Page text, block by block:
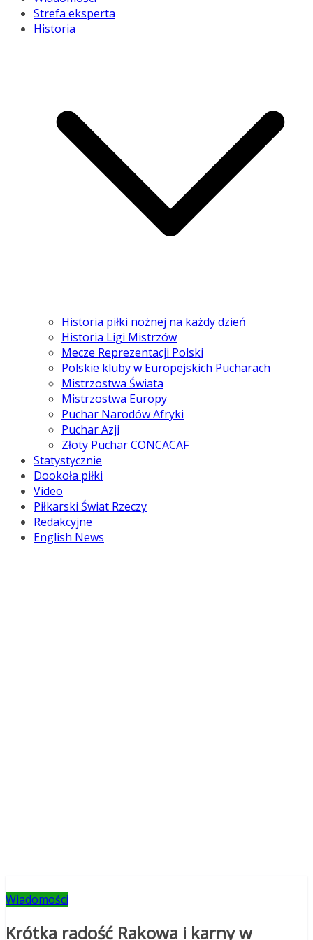
Strefa eksperta
Historia
Historia piłki nożnej na każdy dzień
Historia Ligi Mistrzów
Mecze Reprezentacji Polski
Polskie kluby w Europejskich Pucharach
Mistrzostwa Świata
Mistrzostwa Europy
Puchar Narodów Afryki
Puchar Azji
Złoty Puchar CONCACAF
Statystycznie
Dookoła piłki
Video
Piłkarski Świat Rzeczy
Redakcyjne
English News
Wiadomości
Krótka radość Rakowa i karny w